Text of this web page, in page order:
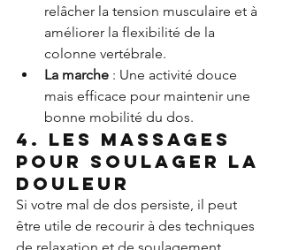
relâcher la tension musculaire et à
améliorer la flexibilité de la
colonne vertébrale.
La marche : Une activité douce
mais efficace pour maintenir une
bonne mobilité du dos.
4. Les massages
pour soulager la
douleur
Si votre mal de dos persiste, il peut
être utile de recourir à des techniques